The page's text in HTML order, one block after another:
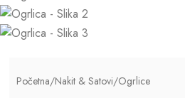
Početna/Nakit & Satovi/Ogrlice